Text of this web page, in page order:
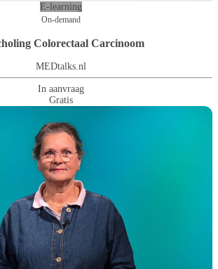
E-learning
On-demand
Colorectaal Carcinoom
MEDtalks.nl
In aanvraag
Gratis